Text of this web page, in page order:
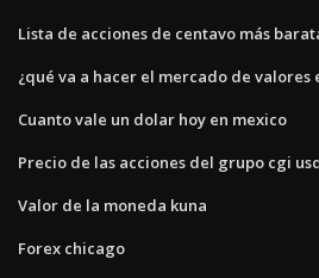
Lista de acciones de centavo más
¿qué va a hacer el mercado de valores
Cuanto vale un dolar hoy en mexico
Precio de las acciones del grupo cgi
Valor de la moneda kuna
Forex chicago